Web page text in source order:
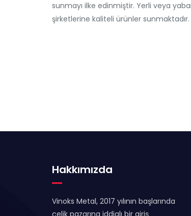
sunmayı ilke edinmiştir. Yerli veya
şirketlerine kaliteli ürünler sunmaktadır.
Hakkımızda
Vinoks Metal, 2017 yılının başlarında
çelik pazarına iddialı bir giriş